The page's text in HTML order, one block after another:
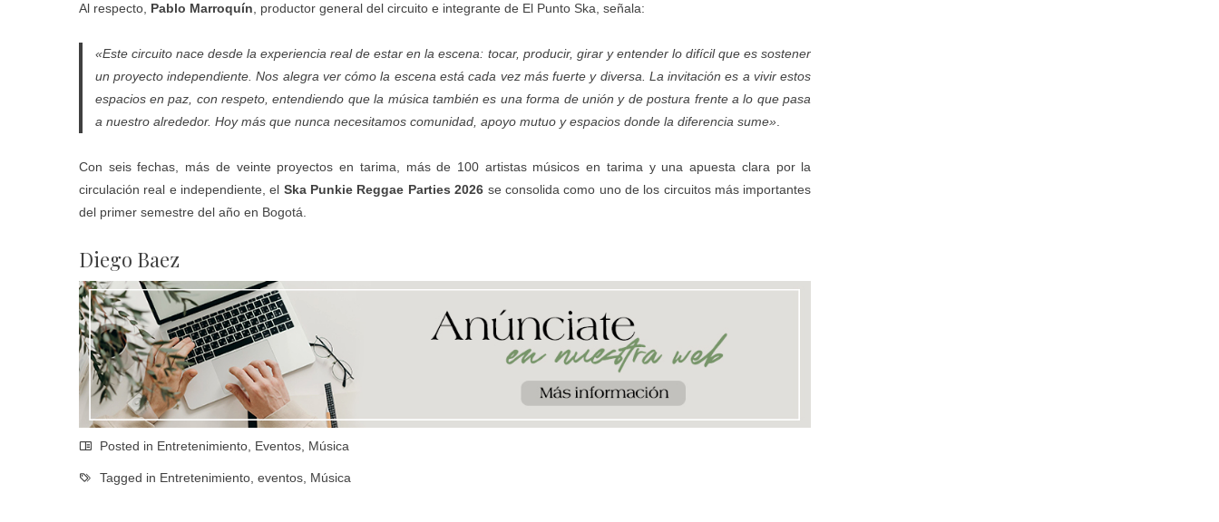
Al respecto, Pablo Marroquín , productor general del circuito e integrante de El Punto Ska, señala:
«Este circuito nace desde la experiencia real de estar en la escena: tocar, producir, girar y entender lo difícil que es sostener
un proyecto independiente. Nos alegra ver cómo la escena está cada vez más fuerte y diversa. La invitación es a vivir estos
espacios en paz, con respeto, entendiendo que la música también es una forma de unión y de postura frente a lo que pasa
a nuestro alrededor. Hoy más que nunca necesitamos comunidad, apoyo mutuo y espacios donde la diferencia sume».
Con seis fechas, más de veinte proyectos en tarima, más de 100 artistas músicos en tarima y una apuesta clara por la
circulación real e independiente, el Ska Punkie Reggae Parties 2026 se consolida como uno de los circuitos más importantes
del primer semestre del año en Bogotá.
Diego Baez
Posted in Entretenimiento Eventos Música
Tagged in Entretenimiento eventos Música